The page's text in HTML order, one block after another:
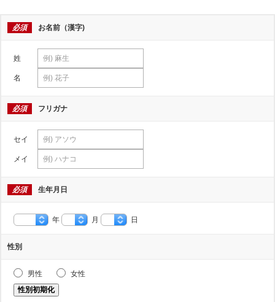
必須 お名前（漢字)
姓
名
必須 フリガナ
セイ
メイ
必須 生年月日
年 月 日
性別
男性
女性
性別初期化